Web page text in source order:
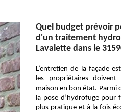
Quel budget prévoir
d'un traitement
Lavalette dans le
L’entretien de la façade
les propriétaires
maison en bon état. Parmi
la pose d’hydrofuge pour
plus pratique et à la fois